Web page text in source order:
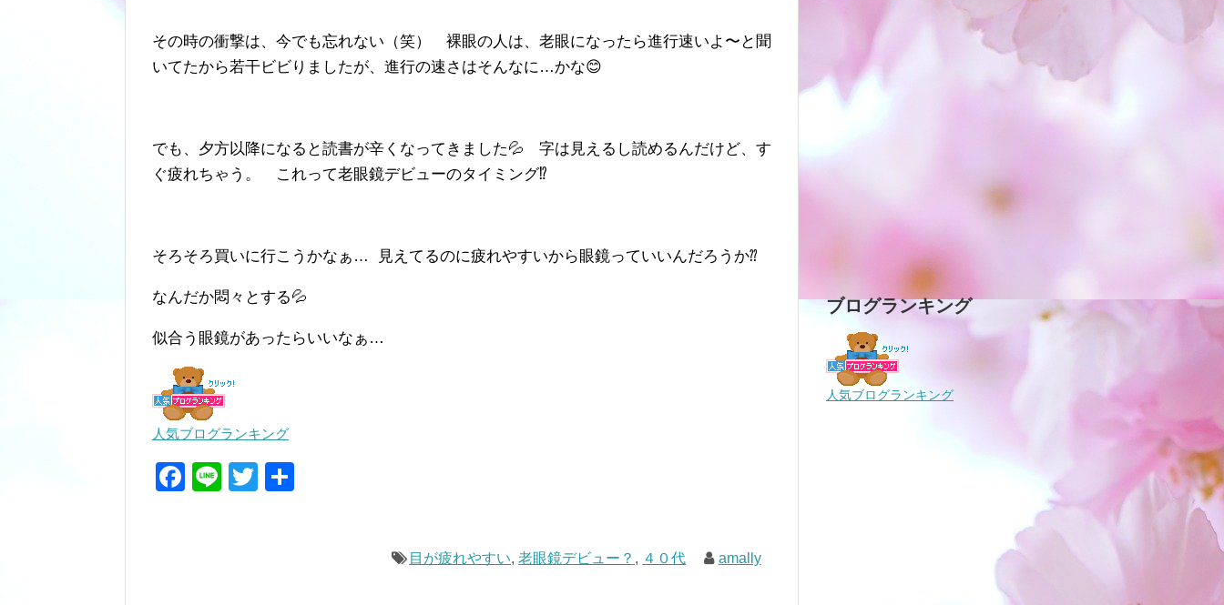
その時の衝撃は、今でも忘れない（笑） 裸眼の人は、老眼になったら進行速いよ〜と聞
いてたから若干ビビりましたが、進行の速さはそんなに…かな😊
でも、夕方以降になると読書が辛くなってきました💦 字は見えるし読めるんだけど、す
ぐ疲れちゃう。 これって老眼鏡デビューのタイミング⁉️
そろそろ買いに行こうかなぁ… 見えてるのに疲れやすいから眼鏡っていいんだろうか⁇
なんだか悶々とする💦
似合う眼鏡があったらいいなぁ…
人気ブログランキング
F
Li
T
目が疲れやすい,老眼鏡デビュー？ , ４０代 amally
ブログランキング
人気ブログランキング